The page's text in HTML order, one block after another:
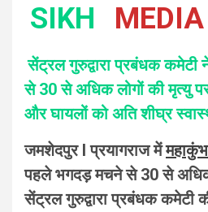
SIKH MEDIA
सेंट्रल गुरुद्वारा प्रबंधक
से 30 से अधिक लोगों की मृत्यु
और घायलों को अति शीघ्र
जमशेदपुर I प्रयागराज में
पहले भगदड़ मचने से 30 से अधिक
सेंट्रल गुरुद्वारा प्रबंधक कमेटी